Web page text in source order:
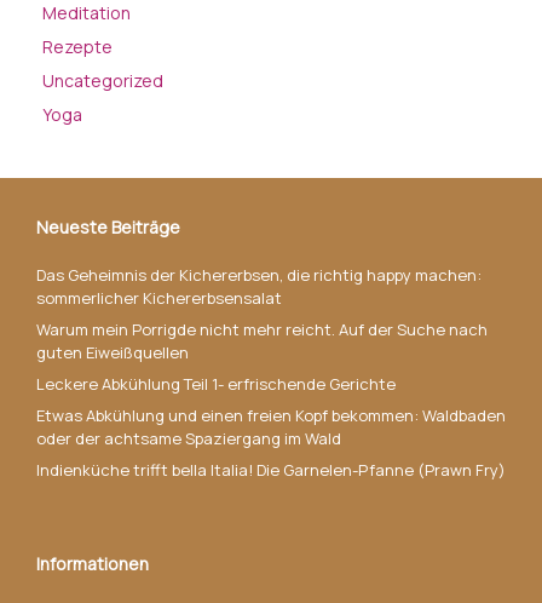
Meditation
Rezepte
Uncategorized
Yoga
Neueste Beiträge
Das Geheimnis der Kichererbsen, die richtig happy machen:
sommerlicher Kichererbsensalat
Warum mein Porrigde nicht mehr reicht. Auf der Suche nach
guten Eiweißquellen
Leckere Abkühlung Teil 1- erfrischende Gerichte
Etwas Abkühlung und einen freien Kopf bekommen: Waldbaden
oder der achtsame Spaziergang im Wald
Indienküche trifft bella Italia! Die Garnelen-Pfanne (Prawn Fry)
Informationen